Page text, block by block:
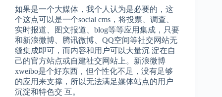
如果是一个大媒体，我个人认为是必要的，这
个这点可以是一个social cms，将投票、调查、
实时报道、图文报道、blog等等应用集成，只要
和新浪微博、腾讯微博、QQ空间等社交网站无
缝集成即可，而内容和用户可以大量沉 淀在自
己的官方站点或自建社交网站上。新浪微博
xweibo是个好东西，但个性化不足，没有足够
的应用来支撑，所以无法满足媒体站点的用户
沉淀和特色交 互。